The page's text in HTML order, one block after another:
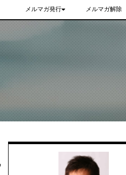
メルマガ発行 メルマガ解除